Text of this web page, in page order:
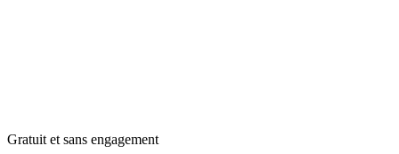
Gratuit et sans engagement